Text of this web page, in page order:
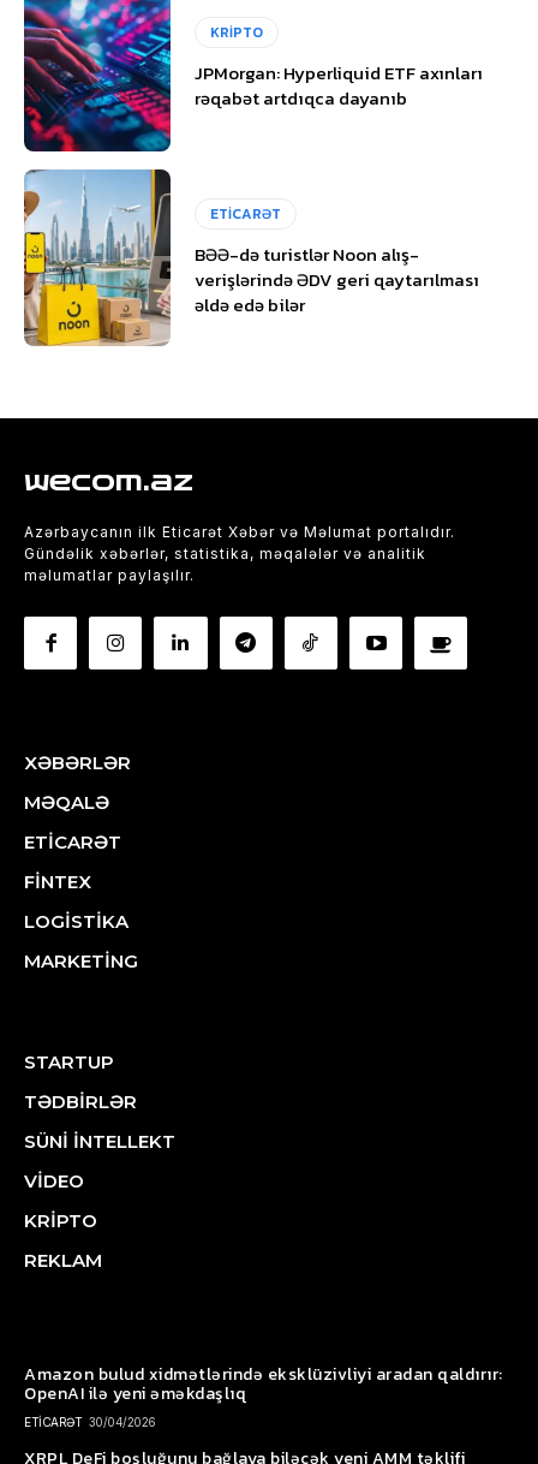
KRİPTO
JPMorgan: Hyperliquid ETF axınları
rəqabət artdıqca dayanıb
ETİCARƏT
BƏƏ-də turistlər Noon alış-
verişlərində ƏDV geri qaytarılması
əldə edə bilər
wecom.az
Azərbaycanın ilk Eticarət Xəbər və Məlumat portalıdır.
Gündəlik xəbərlər, statistika, məqalələr və analitik
məlumatlar paylaşılır.
XƏBƏRLƏR
MƏQALƏ
ETİCARƏT
FİNTEX
LOGİSTİKA
MARKETİNG
STARTUP
TƏDBİRLƏR
SÜNİ İNTELLEKT
VİDEO
KRİPTO
REKLAM
Amazon bulud xidmətlərində eksklüzivliyi aradan qaldırır:
OpenAI ilə yeni əməkdaşlıq
ETİCARƏT 30/04/2026
XRPL DeFi boşluğunu bağlaya biləcək yeni AMM təklifi